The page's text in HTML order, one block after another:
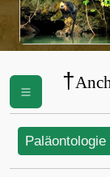
†
Paläontologie